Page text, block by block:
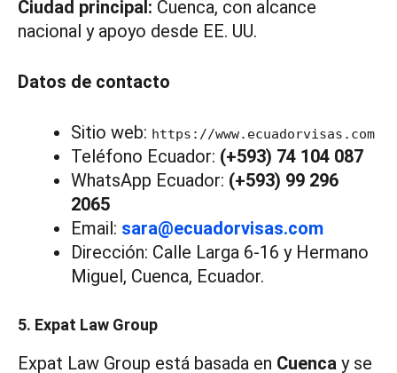
Ciudad principal: Cuenca, con alcance
nacional y apoyo desde EE. UU.
Datos de contacto
Sitio web: https://www.ecuadorvisas.com
Teléfono Ecuador: (+593) 74 104 087
WhatsApp Ecuador: (+593) 99 296
2065
Email: sara@ecuadorvisas.com
Dirección: Calle Larga 6-16 y Hermano
Miguel, Cuenca, Ecuador.
5. Expat Law Group
Expat Law Group está basada en Cuenca y se